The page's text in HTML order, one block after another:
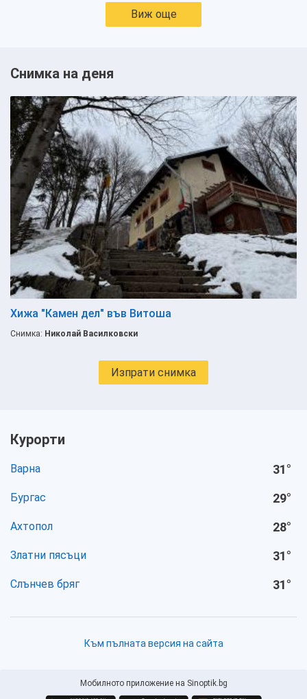
Виж още
Снимка на деня
Хижа "Камен дел" във Витоша
Снимка: Николай Василковски
Изпрати снимка
Курорти
Варна 31°
Бургас 29°
Ахтопол 28°
Златни пясъци 31°
Слънчев бряг 31°
Към пълната версия на сайта
Мобилното приложение на Sinoptik.bg